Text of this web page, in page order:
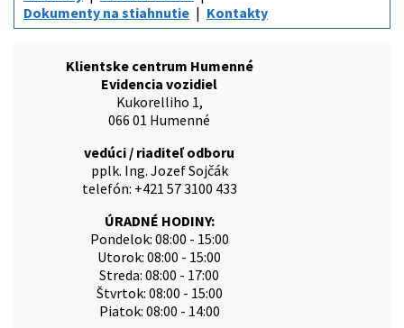
Dokumenty na stiahnutie
Kontakty
Klientske centrum Humenné
Evidencia vozidiel
Kukorelliho 1,
066 01 Humenné
vedúci / riaditeľ odboru
pplk. Ing. Jozef Sojčák
telefón: +421 57 3100 433
ÚRADNÉ HODINY:
Pondelok: 08:00 - 15:00
Utorok: 08:00 - 15:00
Streda: 08:00 - 17:00
Štvrtok: 08:00 - 15:00
Piatok: 08:00 - 14:00